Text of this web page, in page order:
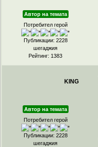
Автор на темата
Потребител герой
Публикации: 2228
шегаджия
Рейтинг: 1383
KING
Автор на темата
Потребител герой
Публикации: 2228
шегаджия